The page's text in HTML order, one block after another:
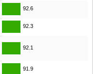
92.6
92.3
92.1
91.9